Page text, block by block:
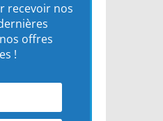
recevoir nos
offres
!